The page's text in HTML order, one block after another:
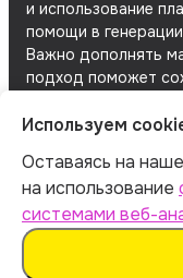
и использование
помощи в
Важно дополнять
подход поможет
Мы используем
аналитикидля
и повышения
Если вы не
настройки браузера.
Используем
Оставаясь на
на использование
системами веб-